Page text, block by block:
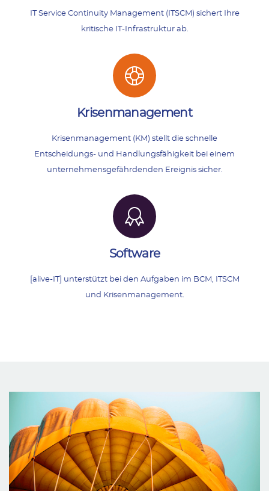
IT Service Continuity Management (ITSCM) sichert Ihre
kritische IT-Infrastruktur ab.
Krisenmanagement
Krisenmanagement (KM) stellt die schnelle
Entscheidungs- und Handlungsfähigkeit bei einem
unternehmensgefährdenden Ereignis sicher.
Software
[alive-IT] unterstützt bei den Aufgaben im BCM, ITSCM
und Krisenmanagement.